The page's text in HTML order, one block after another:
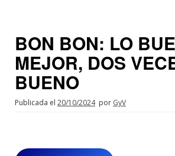
BON BON: LO
MEJOR, DOS
BUENO
Publicada el 20/10/2024 por GyV